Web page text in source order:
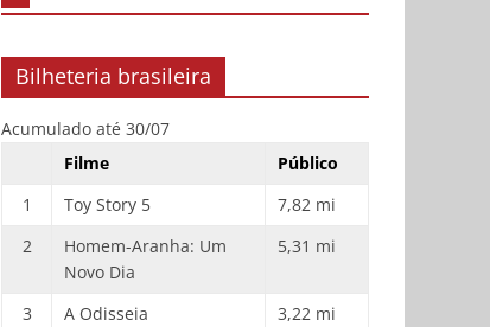
Bilheteria brasileira
Acumulado até 30/07
Filme
Público
1
Toy Story 5
7,82 mi
2
Homem-Aranha: Um
Novo Dia
5,31 mi
3 A Odisseia
3,22 mi